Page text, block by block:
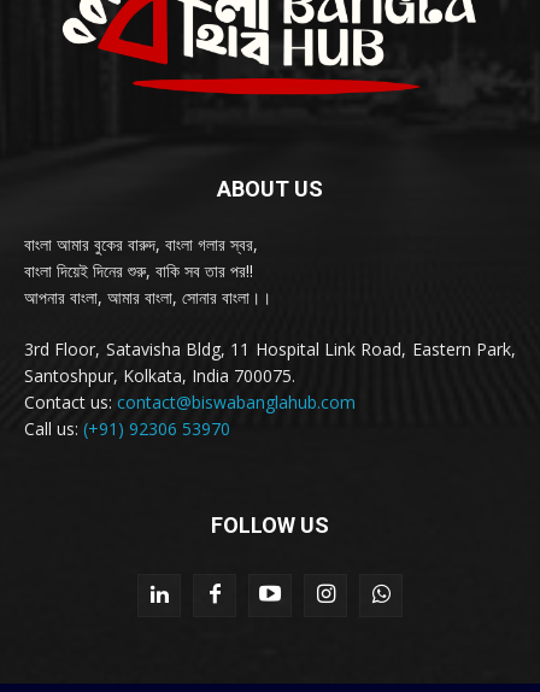
ABOUT US
বাংলা আমার বুকের বারুদ, বাংলা গলার স্বর,
বাংলা দিয়েই দিনের শুরু, বাকি সব তার পর!!
আপনার বাংলা, আমার বাংলা, সোনার বাংলা।।
3rd Floor, Satavisha Bldg, 11 Hospital Link Road, Eastern Park,
Santoshpur, Kolkata, India 700075.
Contact us: contact@biswabanglahub.com
Call us: (+91) 92306 53970
FOLLOW US